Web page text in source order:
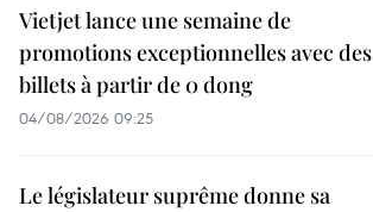
Vietjet lance une semaine de
promotions exceptionnelles avec des
billets à partir de 0 dong
04/08/2026 09:25
Le législateur suprême donne sa